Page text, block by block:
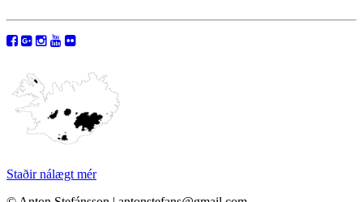
Staðir nálægt mér